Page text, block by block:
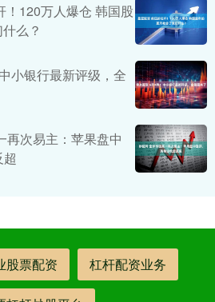
！120万人爆仓 韩国股
么？
小银行最新评级，全
再次易主：苹果盘中
股票配资 杠杆配资业务